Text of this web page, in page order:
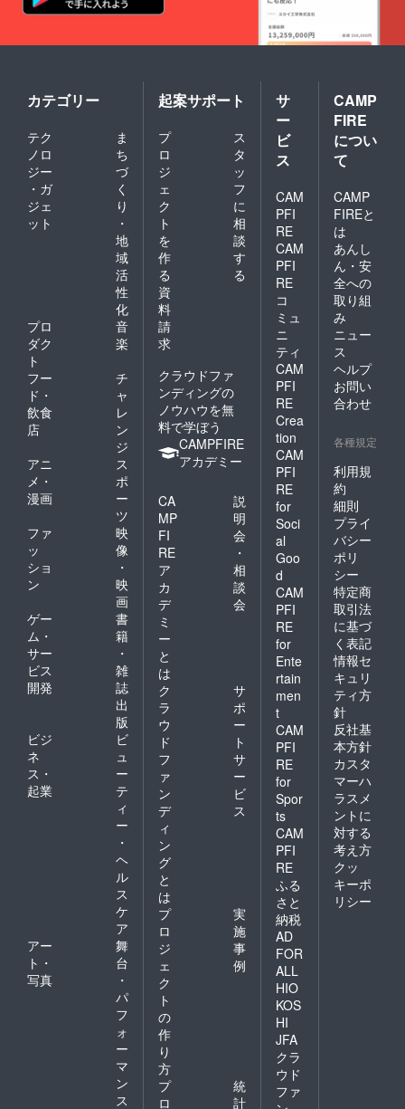
カテゴリー
テク
ノロ
ジー
・ガ
ジェ
ット
ま
ち
づ
く
り
・
地
域
活
性
化
プロ
ダク
ト
音
楽
フー
ド・
飲食
店
チ
ャ
レ
ン
ジ
アニ
メ・
漫画
ス
ポ
ー
ツ
ファ
ッ
ショ
ン
映
像
・
映
画
ゲー
ム・
サー
ビス
開発
書
籍
・
雑
誌
出
版
ビジ
ネ
ス・
起業
ビ
ュ
ー
テ
ィ
ー
・
ヘ
ル
ス
ケ
ア
アー
ト・
写真
舞
台
・
パ
フ
ォ
ー
マ
ン
ス
起案サポート
プ
ロ
ジ
ェ
ク
ト
を
作
る
ス
タ
ッ
フ
に
相
談
す
る
資
料
請
求
クラウドファ
ンディングの
ノウハウを無
料で学ぼう
CAMPFIRE
アカデミー
CA
MP
FI
RE
ア
カ
デ
ミ
ー
と
は
説
明
会
・
相
談
会
ク
ラ
ウ
ド
フ
ァ
ン
デ
ィ
ン
グ
と
は
サ
ポ
ー
ト
サ
ー
ビ
ス
プ
ロ
ジ
ェ
ク
ト
の
作
り
方
実
施
事
例
プ
ロ
統
計
サ
ー
ビ
ス
CAM
PFI
RE
CAM
PFI
RE
コ
ミュ
ニ
ティ
CAM
PFI
RE
Crea
tion
CAM
PFI
RE
for
Soci
al
Goo
d
CAM
PFI
RE
for
Ente
rtain
men
t
CAM
PFI
RE
for
Spor
ts
CAM
PFI
RE
ふる
さと
納税
AD
FOR
ALL
HIO
KOS
HI
JFA
クラ
ウド
ファ
CAMP
FIRE
につい
て
CAMP
FIREと
は
あんし
ん・安
全への
取り組
み
ニュー
ス
ヘルプ
お問い
合わせ
各種規定
利用規
約
細則
プライ
バシー
ポリ
シー
特定商
取引法
に基づ
く表記
情報セ
キュリ
ティ方
針
反社基
本方針
カスタ
マーハ
ラスメ
ントに
対する
考え方
クッ
キーポ
リシー